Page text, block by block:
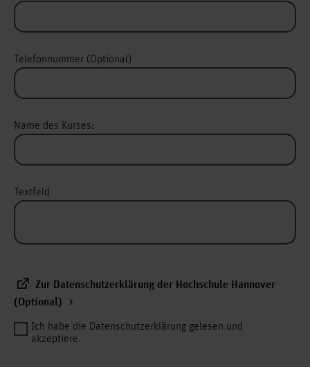
Telefonnummer (Optional)
Name des Kurses:
Textfeld
Zur Datenschutzerklärung der Hochschule Hannover
(Optional)
Ich habe die Datenschutzerklärung gelesen und
akzeptiere.